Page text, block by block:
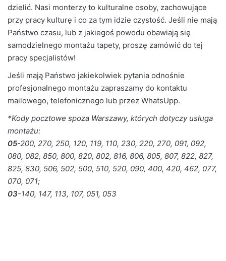
dzielić. Nasi monterzy to kulturalne osoby, zachowujące
przy pracy kulturę i co za tym idzie czystość. Jeśli nie mają
Państwo czasu, lub z jakiegoś powodu obawiają się
samodzielnego montażu tapety, proszę zamówić do tej
pracy specjalistów!
Jeśli mają Państwo jakiekolwiek pytania odnośnie
profesjonalnego montażu zapraszamy do kontaktu
mailowego, telefonicznego lub przez WhatsUpp.
*Kody pocztowe spoza Warszawy, których dotyczy usługa
montażu:
05-200, 270, 250, 120, 119, 110, 230, 220, 270, 091, 092,
080, 082, 850, 800, 820, 802, 816, 806, 805, 807, 822, 827,
825, 830, 506, 502, 500, 510, 520, 090, 400, 420, 462, 077,
070, 071;
03-140, 147, 113, 107, 051, 053